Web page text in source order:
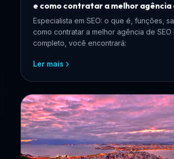
e como contratar a melhor agência
Especialista em SEO: o que é, funções,
como contratar a melhor agência de SEO
completo, você encontrará:
Ler mais